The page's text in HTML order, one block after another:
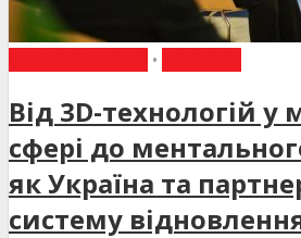
•
Від 3D-технологій у
сфері до
як Україна та
систему